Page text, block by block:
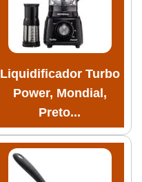
Liquidificador Turbo
Power, Mondial,
Preto...